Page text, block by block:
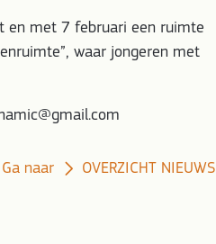
en met 7 februari een ruimte
waar jongeren met
Ga naar OVERZICHT NIEUWS